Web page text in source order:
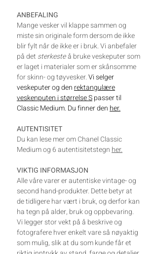
ANBEFALING
Mange vesker vil klappe sammen og
miste sin originale form dersom de ikke
blir fylt når de ikke er i bruk. Vi anbefaler
på det sterkesteå bruke veskeputer som
er laget i materialer som er skånsomme
for skinn- og tøyvesker.Vi selger
veskeputer og den rektangulære
veskenputen i størrelse Spasser til
Classic Medium. Du finner den her.
AUTENTISITET
Du kan lese mer om Chanel Classic
Medium og 6 autentisitetstegn her.
VIKTIG INFORMASJON
Alle våre varer er autentiske vintage- og
second hand-produkter. Dette betyr at
de tidligere har vært i bruk, og derfor kan
ha tegn på alder, bruk og oppbevaring.
Vi legger stor vekt på å beskrive og
fotografere hver enkelt vare så nøyaktig
som mulig, slik at du som kunde får et